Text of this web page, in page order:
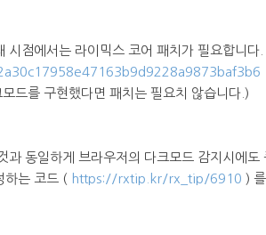
점에서는 라이믹스 코어 패치가 필요합니다.
드를 구현했다면 패치는 필요치 않습니다.)
동일하게 브라우저의 다크모드 감지시에
하는 코드 ( https://rxtip.kr/rx_tip/6910 )